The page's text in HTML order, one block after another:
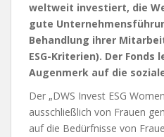
weltweit investiert, die
gute
Behandlung ihrer
ESG-Kriterien). Der Fonds
Augenmerk auf die
Der „DWS Invest ESG
ausschließlich von Frauen
auf die Bedürfnisse von